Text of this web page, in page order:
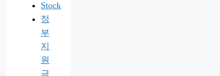
Stock
정
부
지
원
금